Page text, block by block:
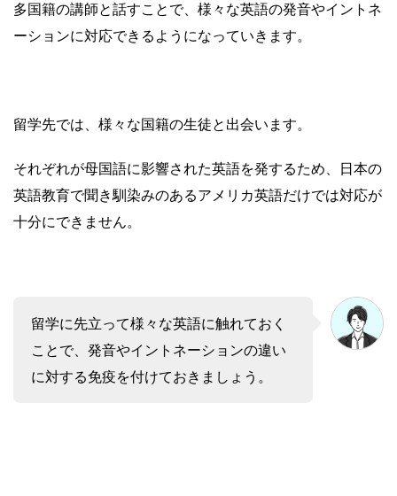
多国籍の講師と話すことで、様々な英語の発音やイントネ
ーションに対応できるようになっていきます。
留学先では、様々な国籍の生徒と出会います。
それぞれが母国語に影響された英語を発するため、日本の
英語教育で聞き馴染みのあるアメリカ英語だけでは対応が
十分にできません。
留学に先立って様々な英語に触れておく
ことで、発音やイントネーションの違い
に対する免疫を付けておきましょう。